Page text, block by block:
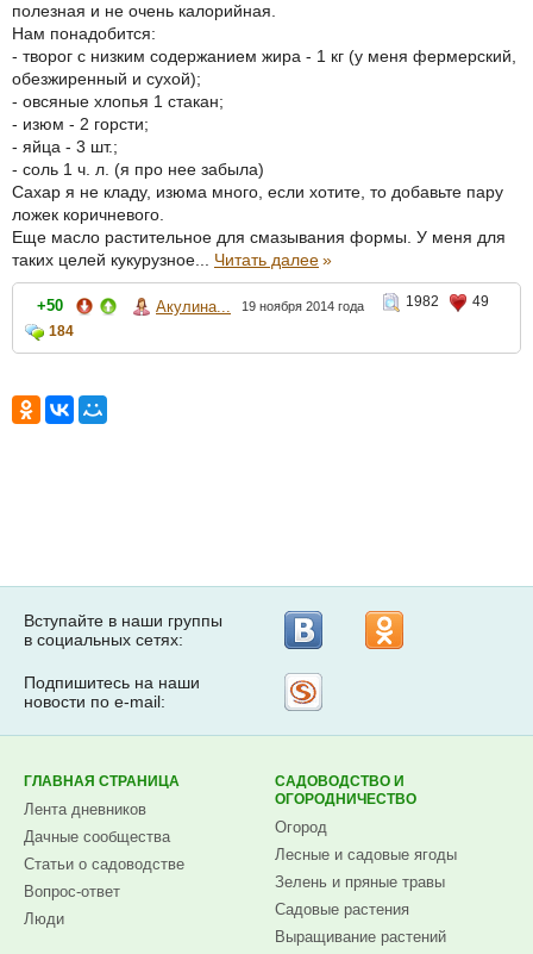
полезная и не очень калорийная.
Нам понадобится:
- творог с низким содержанием жира - 1 кг (у меня фермерский,
обезжиренный и сухой);
- овсяные хлопья 1 стакан;
- изюм - 2 горсти;
- яйца - 3 шт.;
- соль 1 ч. л. (я про нее забыла)
Сахар я не кладу, изюма много, если хотите, то добавьте пару
ложек коричневого.
Еще масло растительное для смазывания формы. У меня для
таких целей кукурузное... Читать далее»
+50 Акулина... 19 ноября 2014 года 1982
49
184
Вступайте в наши группы
в социальных сетях:
Подпишитесь на наши
новости по e-mail:
ГЛАВНАЯ СТРАНИЦА
Лента дневников
Дачные сообщества
Статьи о садоводстве
Вопрос-ответ
Люди
САДОВОДСТВО И
ОГОРОДНИЧЕСТВО
Огород
Лесные и садовые ягоды
Зелень и пряные травы
Садовые растения
Выращивание растений